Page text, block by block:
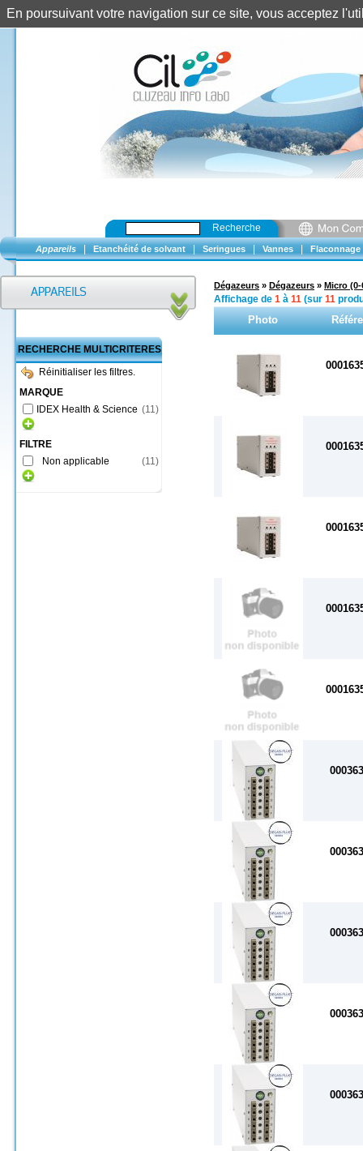
Recherche
Appareils Etanchéité de solvant Seringues Vannes Flaconnage
RECHERCHE MULTICRITERES
Réinitialiser les filtres.
MARQUE
IDEX Health & Science (11)
FILTRE
Non applicable
(11)
Dégazeurs » Dégazeurs » Micro
Affichage de 1 à 11 (sur 11
Photo
En poursuivant votre navigation sur ce site, vous acceptez